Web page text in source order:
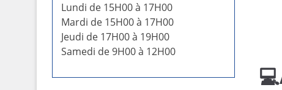
Lundi de 15H00 à 17H00
Mardi de 15H00 à 17H00
Jeudi de 17H00 à 19H00
Samedi de 9H00 à 12H00